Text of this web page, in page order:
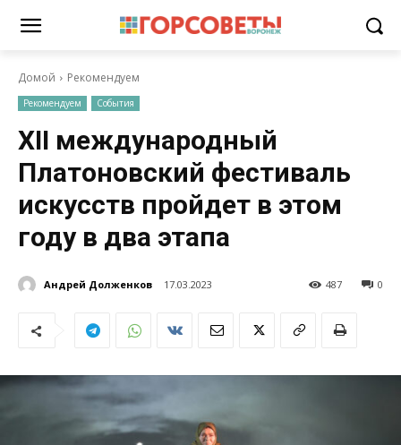
Домой Рекомендуем
Рекомендуем События
XII международный
Платоновский фестиваль
искусств пройдет в этом
году в два этапа
Андрей Долженков 17.03.2023 0
487